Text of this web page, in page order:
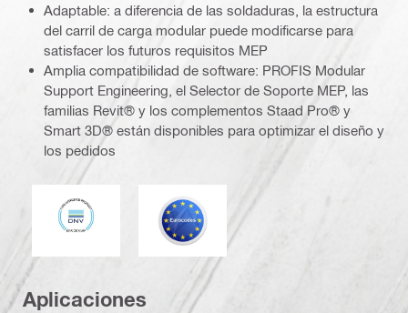
Adaptable: a diferencia de las soldaduras, la estructura
del carril de carga modular puede modificarse para
satisfacer los futuros requisitos MEP
Amplia compatibilidad de software: PROFIS Modular
Support Engineering, el Selector de Soporte MEP, las
familias Revit® y los complementos Staad Pro® y
Smart 3D® están disponibles para optimizar el diseño y
los pedidos
DNV Eurocódigo
Aplicaciones